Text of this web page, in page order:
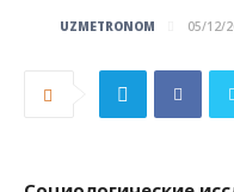
UZMETRONOM 05/12/